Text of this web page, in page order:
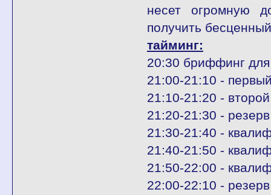
несет огромную
получить
тайминг:
20:30 бриффинг для
21:00-21:10 -
21:10-21:20 -
21:20-21:30 - резерв
21:30-21:40 -
21:40-21:50 -
21:50-22:00 -
22:00-22:10 - резерв